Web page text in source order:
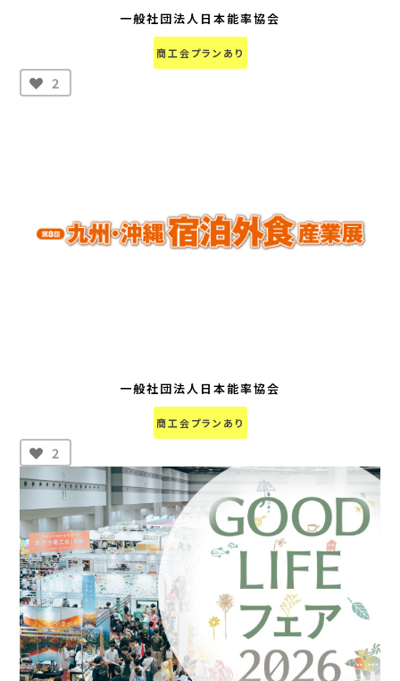
一般社団法人日本能率協会
商工会プランあり
2
一般社団法人日本能率協会
商工会プランあり
2